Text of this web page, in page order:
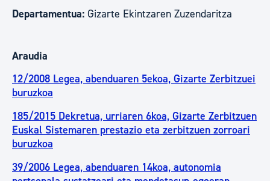
Departamentua: Gizarte Ekintzaren Zuzendaritza
Araudia
12/2008 Legea, abenduaren 5ekoa, Gizarte Zerbitzuei
buruzkoa
185/2015 Dekretua, urriaren 6koa, Gizarte Zerbitzuen
Euskal Sistemaren prestazio eta zerbitzuen zorroari
buruzkoa
39/2006 Legea, abenduaren 14koa, autonomia